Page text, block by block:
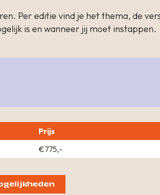
Per editie vind je het thema, de
is en wanneer jij moet instappen.
Prijs
€775,-